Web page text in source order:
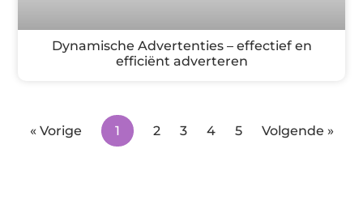
Dynamische Advertenties – effectief en
efficiënt adverteren
« Vorige 1 2 3 4 5 Volgende »